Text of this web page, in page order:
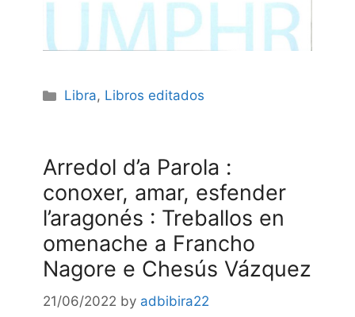
Categories
Libra, Libros editados
Arredol d’a Parola :
conoxer, amar, esfender
l’aragonés : Treballos en
omenache a Francho
Nagore e Chesús Vázquez
21/06/2022 by adbibira22